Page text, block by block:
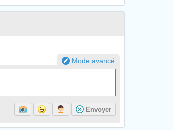
Mode avancé
Envoyer